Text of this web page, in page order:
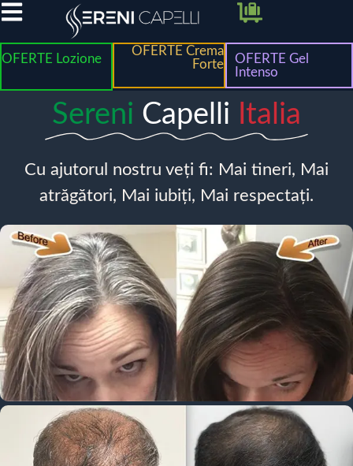
OFERTE Lozione
OFERTE Crema
Forte
OFERTE Gel
Intenso
Sereni Capelli Italia
Cu ajutorul nostru veți fi: Mai tineri, Mai
atrăgători, Mai iubiți, Mai respectați.